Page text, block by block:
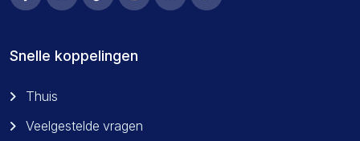
Snelle koppelingen
Thuis
Veelgestelde vragen